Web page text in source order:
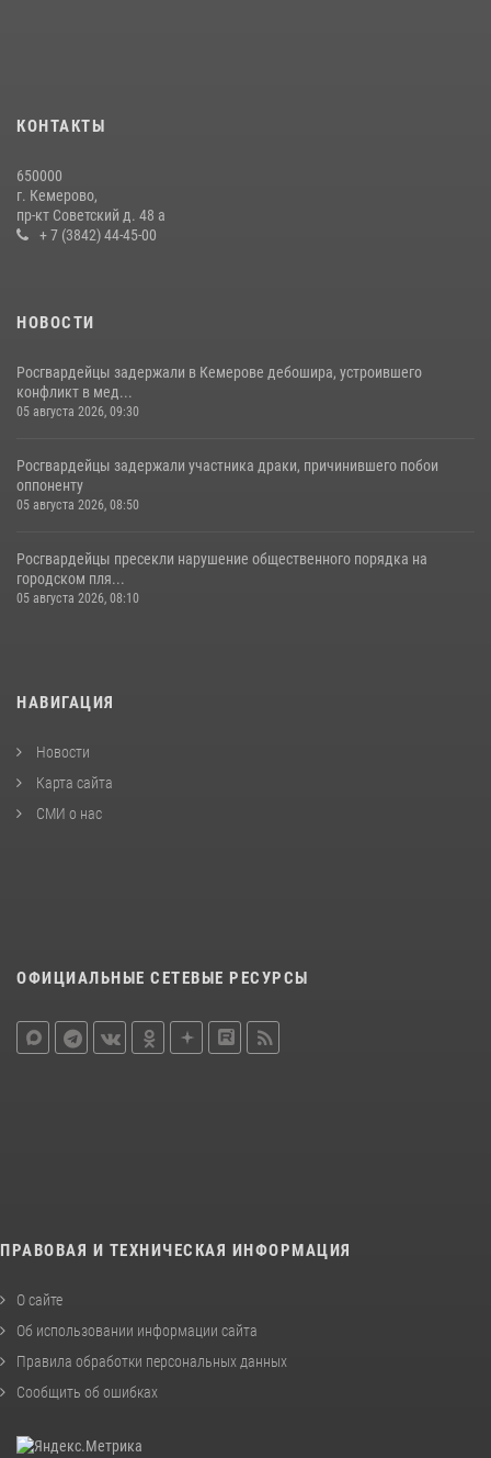
20 июля 2026, 08:52
гипермаркета товары на 13 тысяч рублей (ВИДЕО)
16 июля 2026, 06:43
КОНТАКТЫ
650000
г. Кемерово,
пр-кт Советский д. 48 а
+ 7 (3842) 44-45-00
НОВОСТИ
Росгвардейцы задержали в Кемерове дебошира, устроившего
конфликт в мед...
05 августа 2026, 09:30
Росгвардейцы задержали участника драки, причинившего побои
оппоненту
05 августа 2026, 08:50
Росгвардейцы пресекли нарушение общественного порядка на
городском пля...
05 августа 2026, 08:10
НАВИГАЦИЯ
Новости
Карта сайта
СМИ о нас
ОФИЦИАЛЬНЫЕ СЕТЕВЫЕ РЕСУРСЫ
ПРАВОВАЯ И ТЕХНИЧЕСКАЯ ИНФОРМАЦИЯ
О сайте
Об использовании информации сайта
Правила обработки персональных данных
Сообщить об ошибках